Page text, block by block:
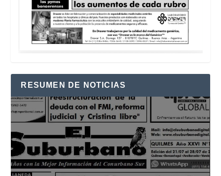
RESUMEN DE NOTICIAS
Reproductor
de
vídeo